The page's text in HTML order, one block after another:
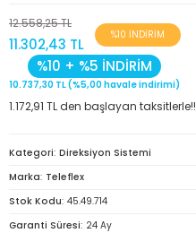
12.558,25 TL
11.302,43 TL
%10 İNDİRİM
%10 + %5 İNDİRİM
10.737,30 TL (%5,00 havale indirimi)
1.172,91 TL den başlayan taksitlerle!!
Kategori Direksiyon Sistemi
Marka Teleflex
Stok Kodu 45.49.714
Garanti Süresi 24 Ay